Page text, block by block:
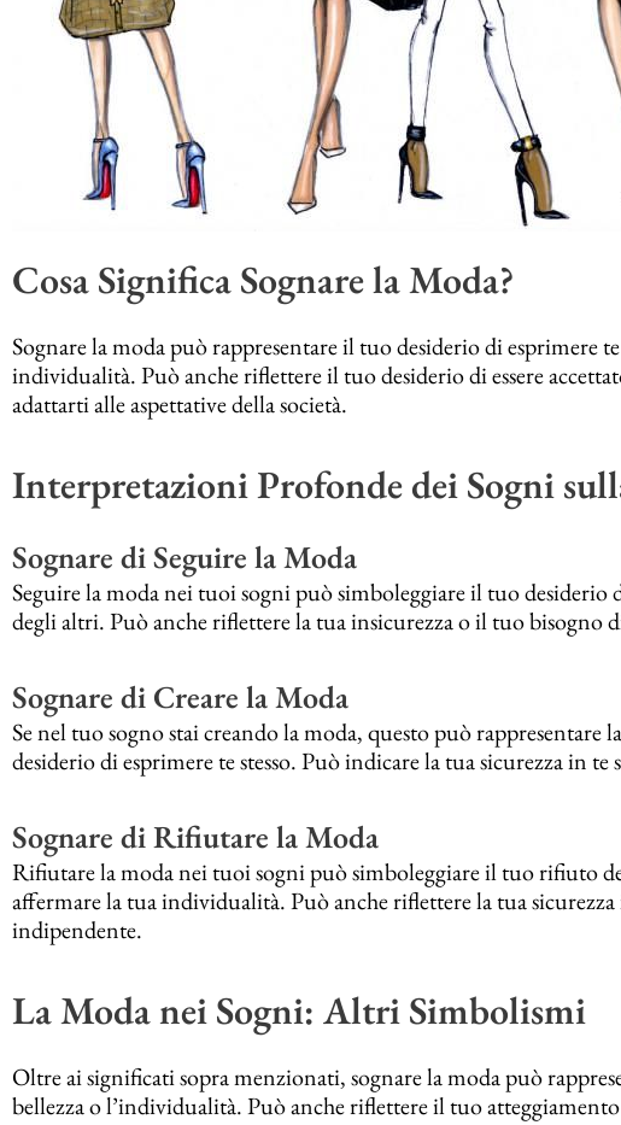
Cosa Significa Sognare la Moda?
Sognare la moda può rappresentare il tuo desiderio di esprimere
individualità. Può anche riflettere il tuo desiderio di essere
adattarti alle aspettative della società.
Interpretazioni Profonde dei Sogni
Sognare di Seguire la Moda
Seguire la moda nei tuoi sogni può simboleggiare il tuo desiderio
degli altri. Può anche riflettere la tua insicurezza o il tuo bisogno
Sognare di Creare la Moda
Se nel tuo sogno stai creando la moda, questo può
desiderio di esprimere te stesso. Può indicare la tua sicurezza in te
Sognare di Rifiutare la Moda
Rifiutare la moda nei tuoi sogni può simboleggiare il tuo rifiuto
affermare la tua individualità. Può anche riflettere la tua sicurezza
indipendente.
La Moda nei Sogni: Altri Simbolismi
Oltre ai significati sopra menzionati, sognare la moda può
bellezza o l’individualità. Può anche riflettere il tuo